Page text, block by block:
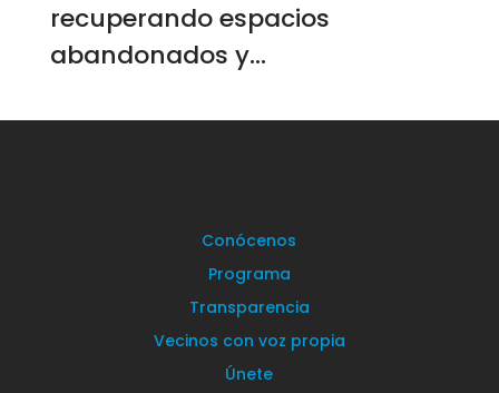
recuperando espacios
abandonados y...
Conócenos
Programa
Transparencia
Vecinos con voz propia
Únete